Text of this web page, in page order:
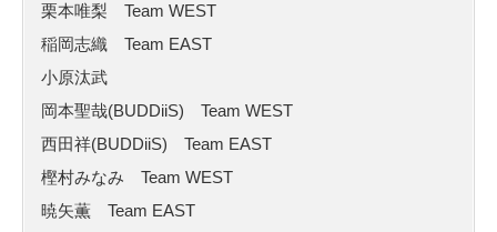
栗本唯梨 Team WEST
稲岡志織 Team EAST
小原汰武
岡本聖哉(BUDDiiS) Team WEST
西田祥(BUDDiiS) Team EAST
樫村みなみ Team WEST
暁矢薫 Team EAST